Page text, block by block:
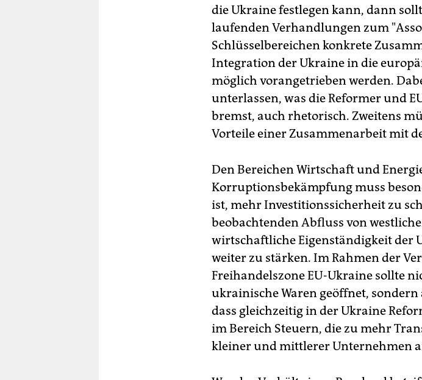
die Ukraine festlegen kann, dann
laufenden Verhandlungen zum
Schlüsselbereichen konkrete
Integration der Ukraine in die
möglich vorangetrieben werden.
unterlassen, was die Reformer und
bremst, auch rhetorisch. Zweitens
Vorteile einer Zusammenarbeit mit
Den Bereichen Wirtschaft und
Korruptionsbekämpfung muss
ist, mehr Investitionssicherheit zu
beobachtenden Abfluss von
wirtschaftliche Eigenständigkeit der
weiter zu stärken. Im Rahmen der
Freihandelszone EU-Ukraine sollte
ukrainische Waren geöffnet,
dass gleichzeitig in der Ukraine
im Bereich Steuern, die zu mehr
kleiner und mittlerer Unternehmen